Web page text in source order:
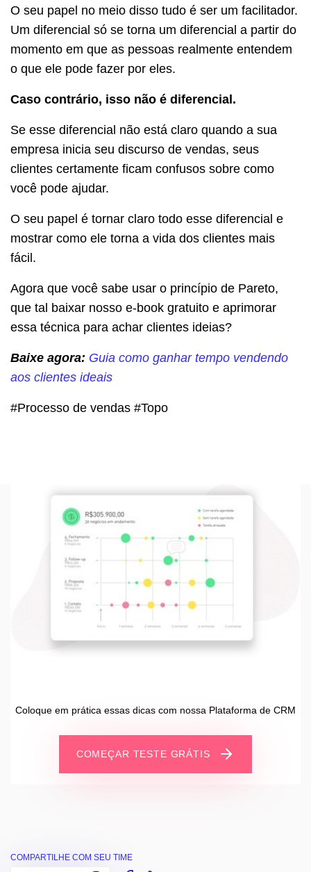
O seu papel no meio disso tudo é ser um facilitador.
Um diferencial só se torna um diferencial a partir do
momento em que as pessoas realmente entendem
o que ele pode fazer por eles.
Caso contrário, isso não é diferencial.
Se esse diferencial não está claro quando a sua
empresa inicia seu discurso de vendas, seus
clientes certamente ficam confusos sobre como
você pode ajudar.
O seu papel é tornar claro todo esse diferencial e
mostrar como ele torna a vida dos clientes mais
fácil.
Agora que você sabe usar o princípio de Pareto,
que tal baixar nosso e-book gratuito e aprimorar
essa técnica para achar clientes ideias?
Baixe agora: Guia como ganhar tempo vendendo
aos clientes ideais
#Processo de vendas #Topo
Coloque em prática essas dicas com nossa Plataforma de CRM
COMEÇAR TESTE GRÁTIS
COMPARTILHE COM SEU TIME